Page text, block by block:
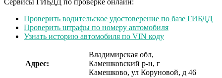
Проверить водительское удостоверение по базе ГИБДД
Проверить штрафы по номеру автомобиля
Узнать историю автомобиля по VIN коду
Адрес:
Владимирская обл,
Камешковский р-н, г
Камешково, ул Коруновой, д 46